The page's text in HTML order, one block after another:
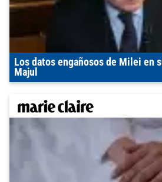
Los datos engañosos de Milei en
Majul